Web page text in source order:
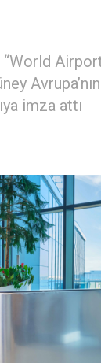
“World
imza attı